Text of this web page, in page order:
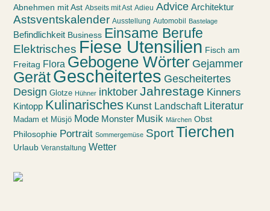
Abnehmen mit Ast Abseits mit Ast Adieu Advice Architektur
Astsventskalender Ausstellung Automobil Bastelage
Befindlichkeit Business Einsame Berufe
Elektrisches Fiese Utensilien Fisch am
Freitag Flora Gebogene Wörter Gejammer
GerätGescheitertes Gescheitertes
Design Glotze Hühner inktober Jahrestage Kinners
Kintopp Kulinarisches Kunst Landschaft Literatur
Madam et Müsjö Mode Monster Musik Märchen Obst
Philosophie Portrait Sommergemüse SportTierchen
Urlaub Veranstaltung Wetter